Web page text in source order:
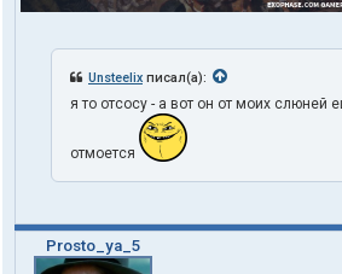
Unsteelix писал(а):
я то отсосу - а вот он от моих слюней
отмоется
Prosto_ya_5